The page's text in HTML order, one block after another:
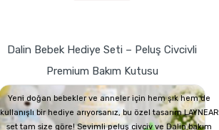
Dalin Bebek Hediye Seti – Peluş Civcivli
Premium Bakım Kutusu
Yeni doğan bebekler ve anneler için hem şık hem de
kullanışlı bir hediye arıyorsanız, bu özel tasarım LAYNEAR
set tam size göre! Sevimli peluş civciv ve Dalin bakım